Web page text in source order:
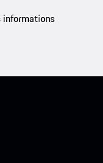
informations